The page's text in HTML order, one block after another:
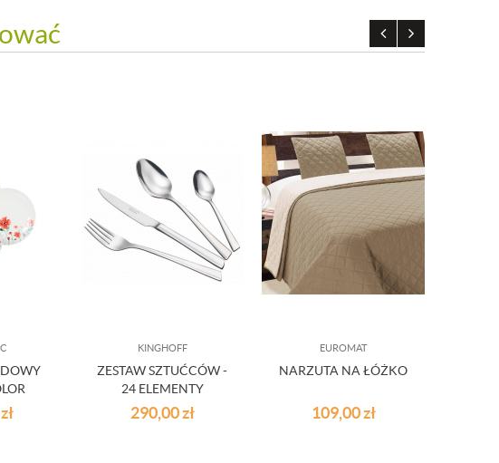
zł
KINGHOFF
ZESTAW SZTUĆCÓW -
24 ELEMENTY
290,00zł
EUROMAT
NARZUTA NA ŁÓŻKO
109,00zł